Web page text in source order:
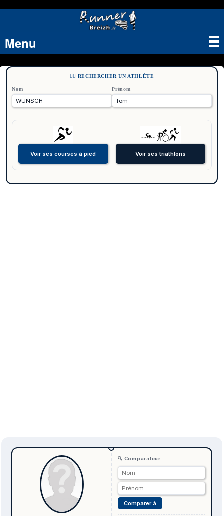
Menu
🏃‍♂️ RECHERCHER UN ATHLÈTE
Nom Prénom
🔍 Comparateur
Comparer à